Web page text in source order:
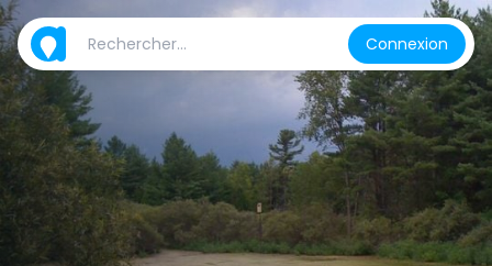
Connexion